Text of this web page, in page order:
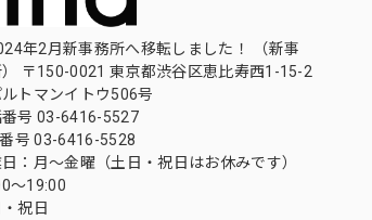
年2月新事務所へ移転しました！ （新事
〒150-0021 東京都渋谷区恵比寿西1-15-2
ルトマンイトウ506号
番号 03-6416-5527
号 03-6416-5528
：月〜金曜（土日・祝日はお休みです）
〜19:00
祝日